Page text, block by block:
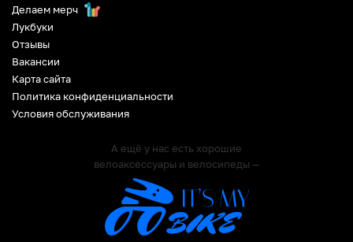
Делаем мерч
Лукбуки
Отзывы
Вакансии
Карта сайта
Политика конфиденциальности
Условия обслуживания
А ещё у нас есть хорошие
велоаксессуары и велосипеды —